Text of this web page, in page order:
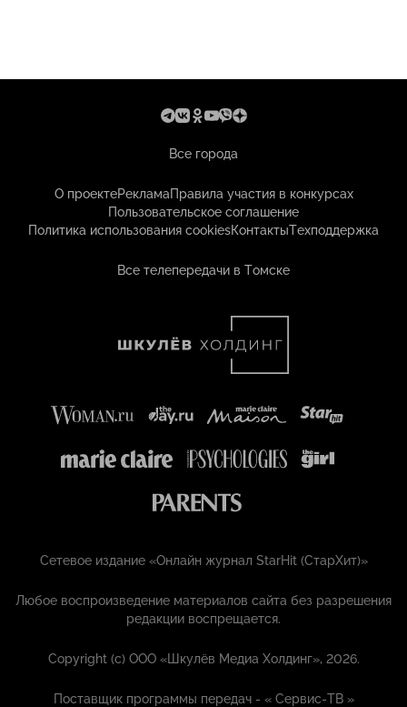
Все города
О проектеРекламаПравила участия в конкурсах
Пользовательское соглашение
Политика использования cookiesКонтактыТехподдержка
Все телепередачи в Томске
Сетевое издание «Онлайн журнал StarHit (СтарХит)»
Любое воспроизведение материалов сайта без разрешения
редакции воспрещается.
Copyright (с) ООО «Шкулёв Медиа Холдинг», 2026.
Поставщик программы передач - «Сервис-ТВ »